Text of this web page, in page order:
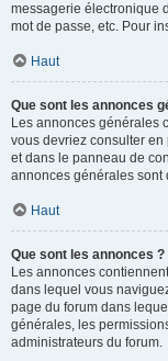
messagerie électronique
mot de passe, etc. Pour
Haut
Que sont les annonces
Les annonces générales
vous devriez consulter
et dans le panneau de
annonces générales sont
Haut
Que sont les annonces ?
Les annonces
dans lequel vous
page du forum dans
générales, les
administrateurs du forum.